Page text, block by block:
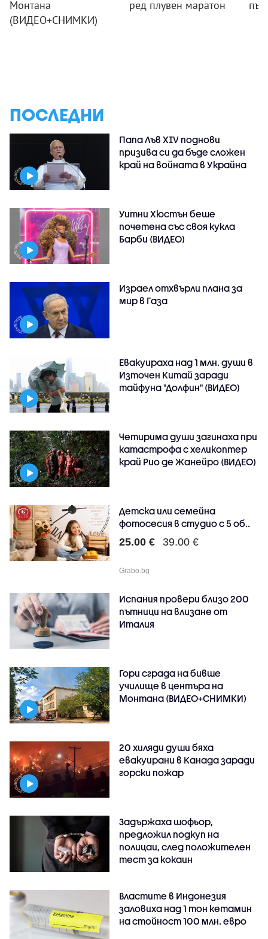
Монтана
(ВИДЕО+СНИМКИ)
ред плувен маратон
ПОСЛЕДНИ
Папа Лъв XIV поднови
призива си да бъде сложен
край на войната в Украйна
Уитни Хюстън беше
почетена със своя кукла
Барби (ВИДЕО)
Израел отхвърли плана за
мир в Газа
Евакуираха над 1 млн. души в
Източен Китай заради
тайфуна "Долфин" (ВИДЕО)
Четирима души загинаха при
катастрофа с хеликоптер
край Рио де Жанейро (ВИДЕО)
Детска или семейна
фотосесия в студио с 5 об..
25.00 € 39.00 €
Grabo.bg
Испания провери близо 200
пътници на влизане от
Италия
Гори сграда на бивше
училище в центъра на
Монтана (ВИДЕО+СНИМКИ)
20 хиляди души бяха
евакуирани в Канада заради
горски пожар
Задържаха шофьор,
предложил подкуп на
полицаи, след положителен
тест за кокаин
Властите в Индонезия
заловиха над 1 тон кетамин
на стойност 100 млн. евро